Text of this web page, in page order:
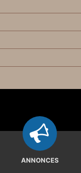
ANNONCES